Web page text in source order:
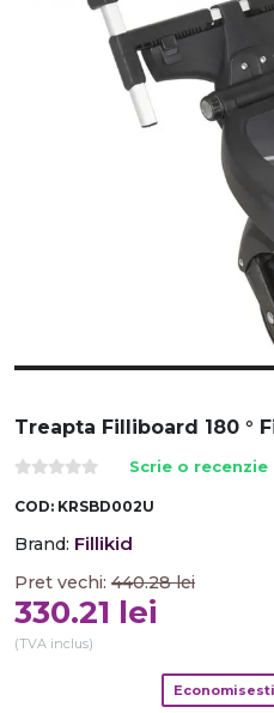
Treapta Filliboard 180 °
Scrie o recenzie
COD: KRSBD002U
Brand: Fillikid
Pret vechi: 440.28 lei
330.21 lei
(TVA inclus)
Economisesti